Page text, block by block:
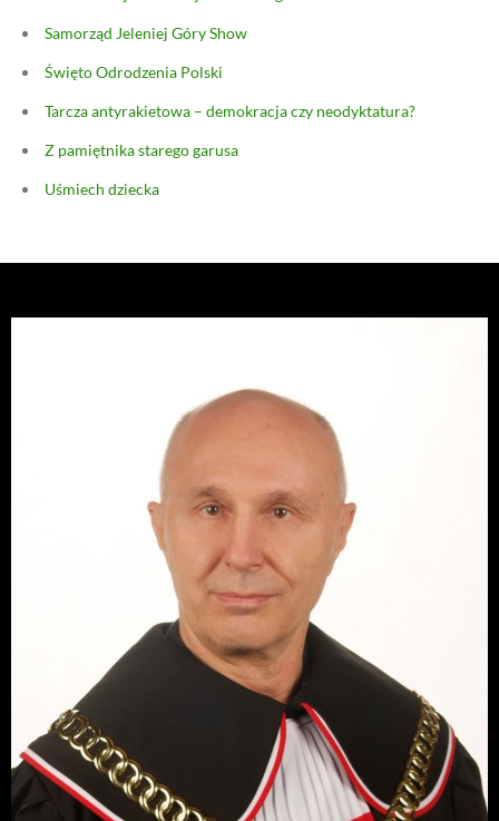
Samorząd Jeleniej Góry Show
Święto Odrodzenia Polski
Tarcza antyrakietowa – demokracja czy neodyktatura?
Z pamiętnika starego garusa
Uśmiech dziecka